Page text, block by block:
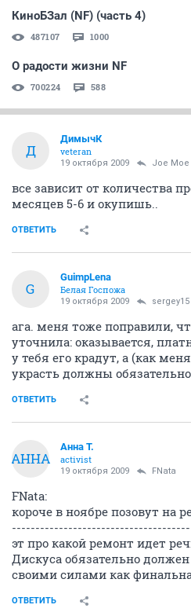
КиноБЗал (NF) (часть 4)
487107 1000
О радости жизни NF
700224 588
Д
ДимычК
veteran
19 октября 2009 Joe Moe
все зависит от количества
месяцев 5-6 и окупишь..
ОТВЕТИТЬ
G
GuimpLena
Белая Госпожа
19 октября 2009 sergey15
ага. меня тоже поправили,
уточнила: оказывается,
у тебя его крадут, а (как
украсть должны
ОТВЕТИТЬ
АННА
Анна Т.
activist
19 октября 2009 FNata
FNata:
короче в ноябре позовут на
эт про какой ремонт идет
Дискуса обязательно
своими силами как
ОТВЕТИТЬ